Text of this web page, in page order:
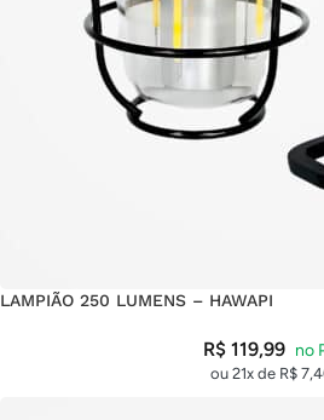
LAMPIÃO 250 LUMENS – HAWAPI
R$119,99
ou 21x de R$